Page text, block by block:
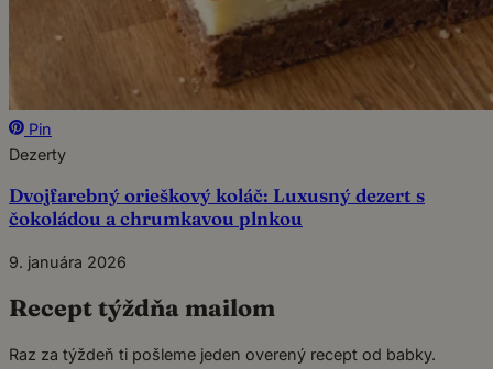
Pin
Dezerty
Dvojfarebný orieškový koláč: Luxusný dezert s
čokoládou a chrumkavou plnkou
9. januára 2026
Recept týždňa mailom
Raz za týždeň ti pošleme jeden overený recept od babky.